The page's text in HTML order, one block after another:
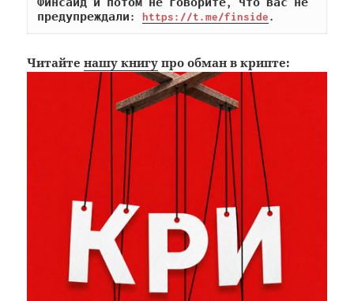
предупреждали: https://t.me/finside.
Читайтенашу книгу про обман в крипте: